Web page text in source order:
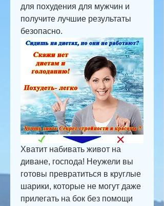
для похудения для мужчин и
получите лучшие результаты
безопасно.
Хватит набивать живот на
диване, господа! Неужели вы
готовы превратиться в круглые
шарики, которые не могут даже
прилегать на бок без помощи